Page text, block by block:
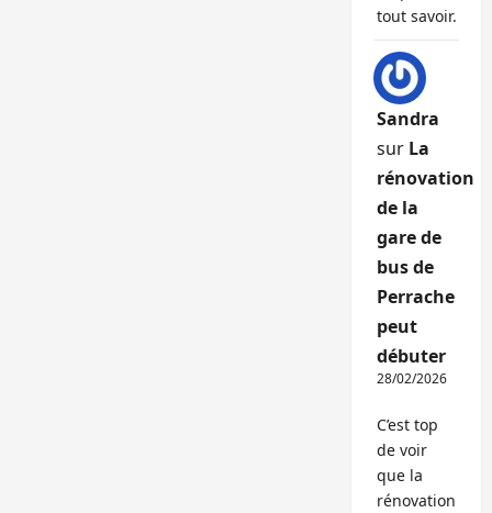
tout savoir.
Sandra
sur La
rénovation
de la
gare de
bus de
Perrache
peut
débuter
28/02/2026
C’est top
de voir
que la
rénovation